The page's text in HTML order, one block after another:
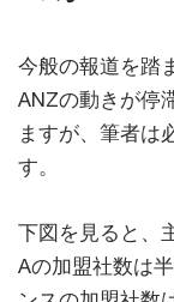
今般の報道を踏
ANZの動きが停
ますが、筆者は
す。
下図を見ると、
Aの加盟社数は